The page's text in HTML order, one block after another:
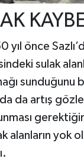
yıl önce
sulak
sunduğunu
da artış
alanların yok